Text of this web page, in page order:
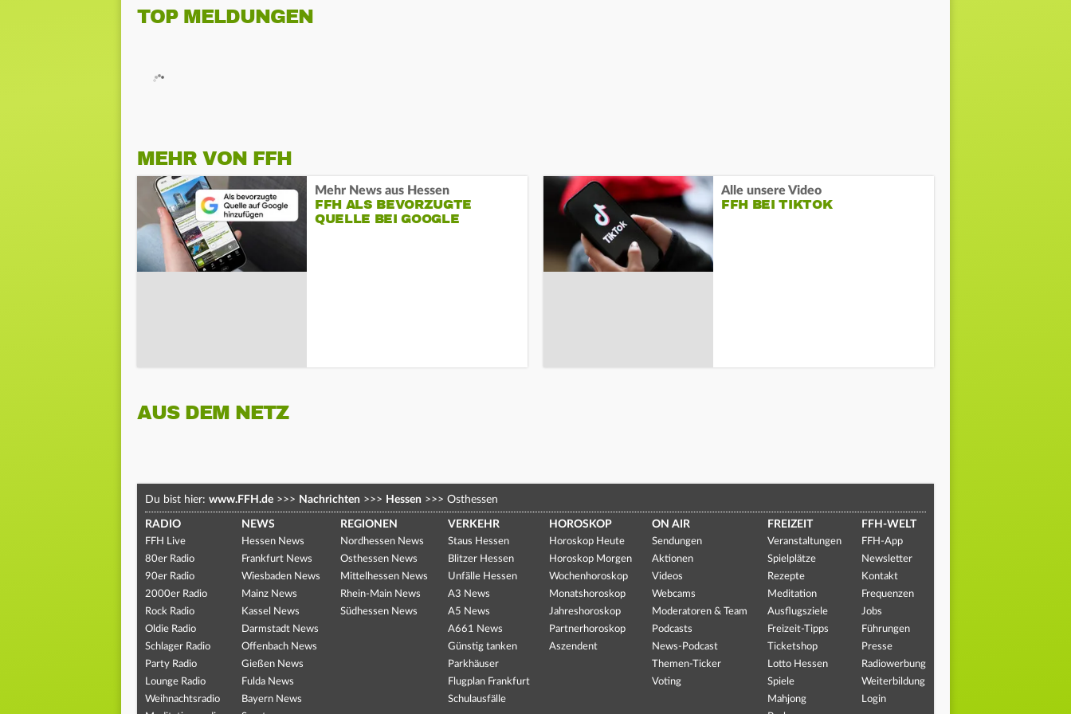
TOP MELDUNGEN
MEHR VON FFH
Mehr News aus Hessen
FFH ALS BEVORZUGTE
QUELLE BEI GOOGLE
Alle unsere Video
FFH BEI TIKTOK
AUS DEM NETZ
Du bist hier: www.FFH.de >>> Nachrichten >>> Hessen >>> Osthessen
RADIO
FFH Live
80er Radio
90er Radio
2000er Radio
Rock Radio
Oldie Radio
Schlager Radio
Party Radio
Lounge Radio
Weihnachtsradio
NEWS
Hessen News
Frankfurt News
Wiesbaden News
Mainz News
Kassel News
Darmstadt News
Offenbach News
Gießen News
Fulda News
Bayern News
REGIONEN
Nordhessen News
Osthessen News
Mittelhessen News
Rhein-Main News
Südhessen News
VERKEHR
Staus Hessen
Blitzer Hessen
Unfälle Hessen
A3 News
A5 News
A661 News
Günstig tanken
Parkhäuser
Flugplan Frankfurt
Schulausfälle
HOROSKOP
Horoskop Heute
Horoskop Morgen
Wochenhoroskop
Monatshoroskop
Jahreshoroskop
Partnerhoroskop
Aszendent
ON AIR
Sendungen
Aktionen
Videos
Webcams
Moderatoren & Team
Podcasts
News-Podcast
Themen-Ticker
Voting
FREIZEIT
Veranstaltungen
Spielplätze
Rezepte
Meditation
Ausflugsziele
Freizeit-Tipps
Ticketshop
Lotto Hessen
Spiele
Mahjong
FFH-WELT
FFH-App
Newsletter
Kontakt
Frequenzen
Jobs
Führungen
Presse
Radiowerbung
Weiterbildung
Login